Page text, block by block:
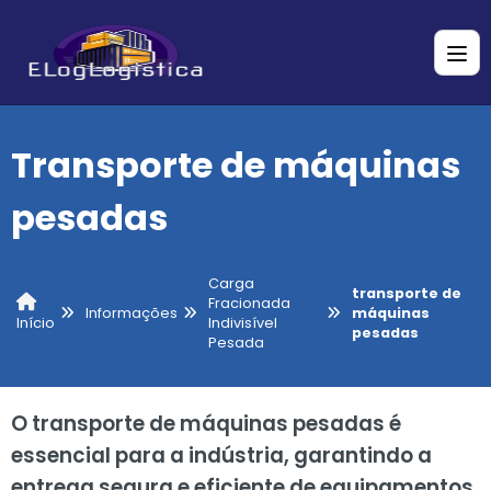
Transporte de máquinas
pesadas
Início
Informações
Carga
Fracionada
Indivisível
Pesada
transporte de
máquinas
pesadas
O transporte de máquinas pesadas é
essencial para a indústria, garantindo a